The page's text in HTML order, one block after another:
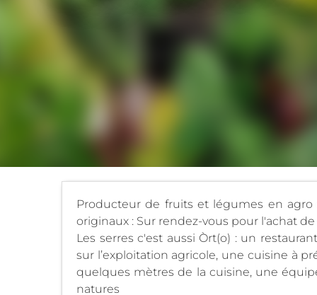
Producteur de fruits et légumes en agro
originaux : Sur rendez-vous pour l'achat
Les serres c'est aussi Òrt(o) : un
sur l’exploitation agricole, une cuisine à
quelques mètres de la cuisine, une
natures